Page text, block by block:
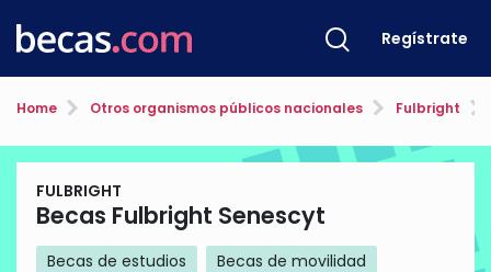
Regístrate
Home Otros organismos públicos nacionales Fulbright
FULBRIGHT
Becas Fulbright Senescyt
Becas de estudios
Becas de movilidad